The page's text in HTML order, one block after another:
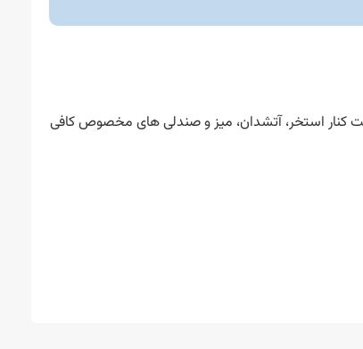
تخت کنار استخر، آتشدان، میز و صندلی های مخصوص کافی